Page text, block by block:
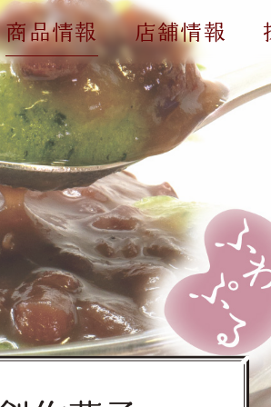
商品情報 店舗情報